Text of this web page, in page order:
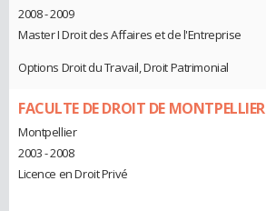
2008 - 2009
Master I Droit des Affaires et de l'Entreprise
Options Droit du Travail, Droit Patrimonial
FACULTE DE DROIT DE MONTPELLIER
Montpellier
2003 - 2008
Licence en Droit Privé